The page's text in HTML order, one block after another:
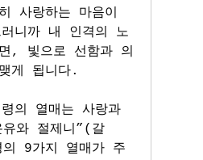
사랑하는 마음이
니까 내 인격의 노
, 빛으로 선함과 의
게 됩니다.
의 열매는 사랑과
와 절제니”(갈
9가지 열매가 주